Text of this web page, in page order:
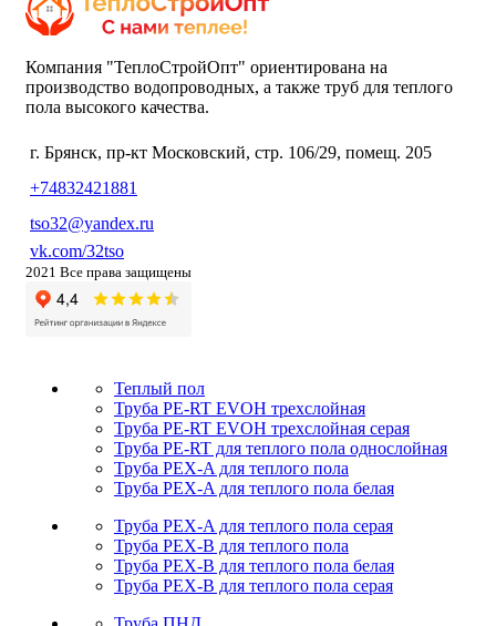
Компания "ТеплоСтройОпт" ориентирована на
производство водопроводных, а также труб для теплого
пола высокого качества.
г. Брянск, пр-кт Московский, стр. 106/29, помещ. 205
+74832421881
tso32@yandex.ru
vk.com/32tso
2021 Все права защищены
Теплый пол
Труба PE-RT EVOH трехслойная
Труба PE-RT EVOH трехслойная серая
Труба PE-RT для теплого пола однослойная
Труба PEX-A для теплого пола
Труба PEX-A для теплого пола белая
Труба PEX-A для теплого пола серая
Труба PEX-B для теплого пола
Труба PEX-B для теплого пола белая
Труба PEX-B для теплого пола серая